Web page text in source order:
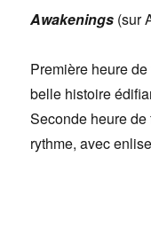
Awakenings (sur
Première heure
belle histoire
Seconde heure
rythme, avec